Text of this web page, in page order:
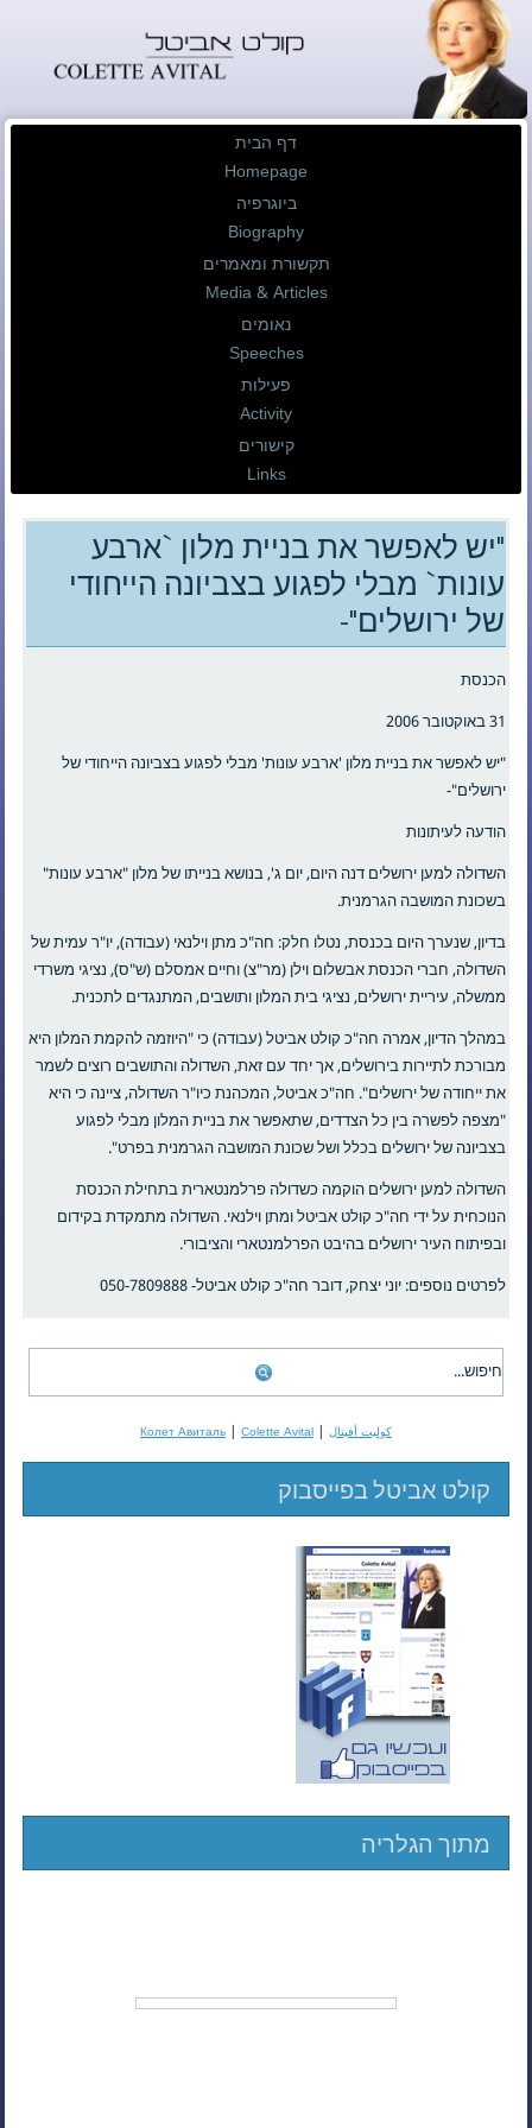
דף הבית
Homepage
ביוגרפיה
Biography
תקשורת ומאמרים
Media & Articles
נאומים
Speeches
פעילות
Activity
קישורים
Links
"יש לאפשר את בניית מלון `ארבע
עונות` מבלי לפגוע בצביונה הייחודי
של ירושלים"-
הכנסת
31 באוקטובר 2006
"יש לאפשר את בניית מלון 'ארבע עונות' מבלי לפגוע בצביונה הייחודי של
ירושלים"-
הודעה לעיתונות
השדולה למען ירושלים דנה היום, יום ג', בנושא בנייתו של מלון "ארבע עונות"
בשכונת המושבה הגרמנית.
בדיון, שנערך היום בכנסת, נטלו חלק: חה"כ מתן וילנאי (עבודה), יו"ר עמית של
השדולה, חברי הכנסת אבשלום וילן (מר"צ) וחיים אמסלם (ש"ס), נציגי משרדי
ממשלה, עיריית ירושלים, נציגי בית המלון ותושבים, המתנגדים לתכנית.
במהלך הדיון, אמרה חה"כ קולט אביטל (עבודה) כי "היוזמה להקמת המלון היא
מבורכת לתיירות בירושלים, אך יחד עם זאת, השדולה והתושבים רוצים לשמר
את ייחודה של ירושלים". חה"כ אביטל, המכהנת כיו"ר השדולה, ציינה כי היא
"מצפה לפשרה בין כל הצדדים, שתאפשר את בניית המלון מבלי לפגוע
בצביונה של ירושלים בכלל ושל שכונת המושבה הגרמנית בפרט".
השדולה למען ירושלים הוקמה כשדולה פרלמנטארית בתחילת הכנסת
הנוכחית על ידי חה"כ קולט אביטל ומתן וילנאי. השדולה מתמקדת בקידום
ובפיתוח העיר ירושלים בהיבט הפרלמנטארי והציבורי.
לפרטים נוספים: יוני יצחק, דובר חה"כ קולט אביטל- 050-7809888
كوليت أفيتال |
Колет Авиталь | Colette Avital
קולט אביטל בפייסבוק
מתוך הגלריה